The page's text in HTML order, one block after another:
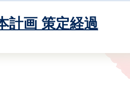
計画 策定経過